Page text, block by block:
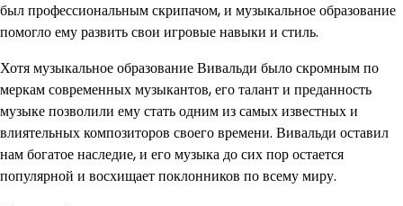
был профессиональным скрипачом, и музыкальное образование
помогло ему развить свои игровые навыки и стиль.
Хотя музыкальное образование Вивальди было скромным по
меркам современных музыкантов, его талант и преданность
музыке позволили ему стать одним из самых известных и
влиятельных композиторов своего времени. Вивальди оставил
нам богатое наследие, и его музыка до сих пор остается
популярной и восхищает поклонников по всему миру.